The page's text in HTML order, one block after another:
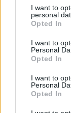
not limited to
grant or deny
use your data
consent section.
I want to
personal
Opted In
I want to
Personal
Opted In
I want to
Personal
Opted In
πανδημίας!
ήρθαν οι